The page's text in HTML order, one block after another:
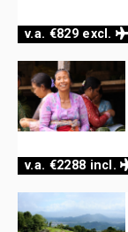
v.a. €829 excl.
v.a. €2288 incl.